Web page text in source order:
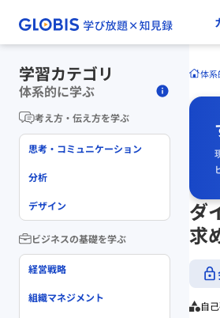
体系
ダ
求
自
学習カテゴリ
体系的に学ぶ
考え方・伝え方を学ぶ
思考・コミュニケーション
分析
デザイン
ビジネスの基礎を学ぶ
経営戦略
組織マネジメント